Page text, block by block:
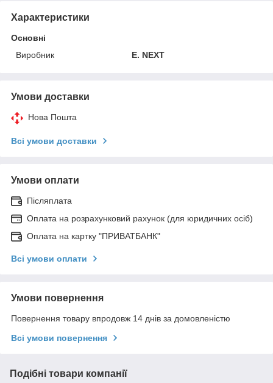
Характеристики
Основні
Виробник
E. NEXT
Умови доставки
Нова Пошта
Всі умови доставки
Умови оплати
Післяплата
Оплата на розрахунковий рахунок (для юридичних осіб)
Оплата на картку "ПРИВАТБАНК"
Всі умови оплати
Умови повернення
Повернення товару впродовж 14 днів за домовленістю
Всі умови повернення
Подібні товари компанії